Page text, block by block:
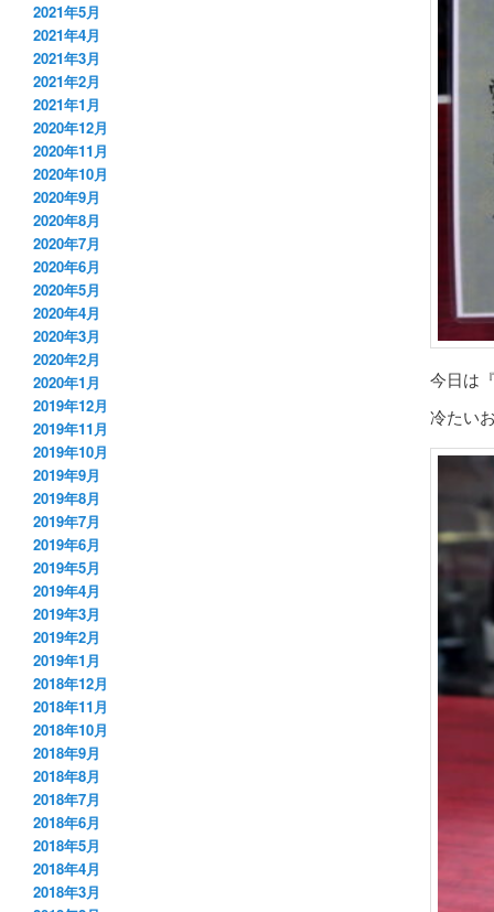
今日は
冷たい
2021年5月
2021年4月
2021年3月
2021年2月
2021年1月
2020年12月
2020年11月
2020年10月
2020年9月
2020年8月
2020年7月
2020年6月
2020年5月
2020年4月
2020年3月
2020年2月
2020年1月
2019年12月
2019年11月
2019年10月
2019年9月
2019年8月
2019年7月
2019年6月
2019年5月
2019年4月
2019年3月
2019年2月
2019年1月
2018年12月
2018年11月
2018年10月
2018年9月
2018年8月
2018年7月
2018年6月
2018年5月
2018年4月
2018年3月